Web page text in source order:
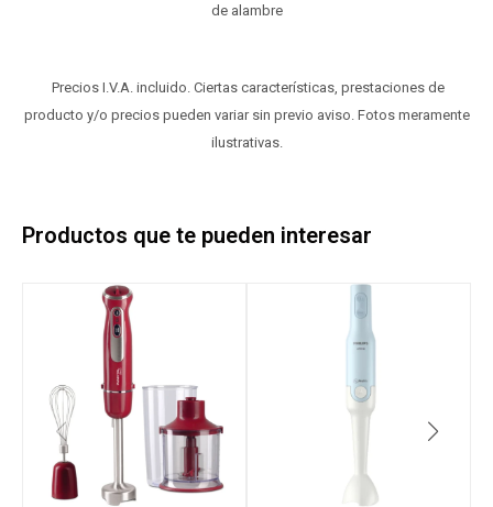
de alambre
Precios I.V.A. incluido. Ciertas características, prestaciones de
producto y/o precios pueden variar sin previo aviso. Fotos meramente
ilustrativas.
Productos que te pueden interesar